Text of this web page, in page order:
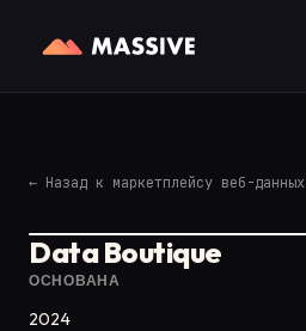
← Назад к маркетплейсу веб-данных
Data Boutique
ОСНОВАНА
2024